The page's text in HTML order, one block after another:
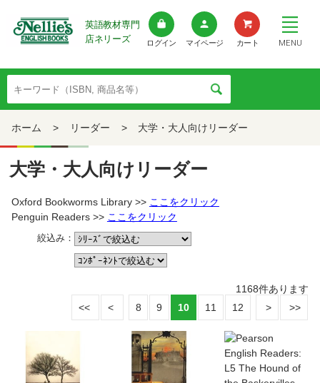
英語教材専門
店ネリーズ
ログイン マイページ カート MENU
ホーム > リーダー > 大学・大人向けリーダー
大学・大人向けリーダー
Oxford Bookworms Library >> ここをクリック
Penguin Readers >> ここをクリック
絞込み：
1168件あります
8
9 10 11 12